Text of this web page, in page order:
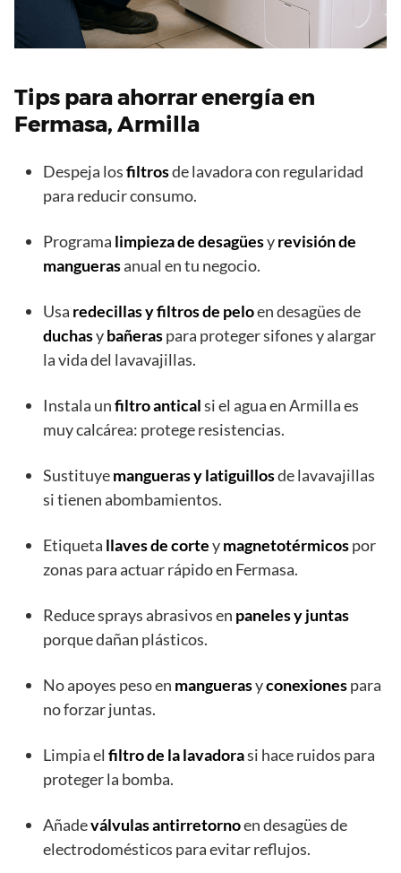
Tips para ahorrar energía en
Fermasa, Armilla
Despeja losfiltrosde lavadora con regularidad
para reducir consumo.
Programa limpieza de desagüesyrevisión de
manguerasanual en tu negocio.
Usa redecillas y filtros de peloen desagües de
duchasybañeraspara proteger sifones y alargar
la vida del lavavajillas.
Instala unfiltro anticalsi el agua en Armilla es
muy calcárea: protege resistencias.
Sustituyemangueras y latiguillosde lavavajillas
si tienen abombamientos.
Etiqueta llaves de corteymagnetotérmicospor
zonas para actuar rápido en Fermasa.
Reduce sprays abrasivos en paneles y juntas
porque dañan plásticos.
No apoyes peso en manguerasyconexionespara
no forzar juntas.
Limpia el filtro de la lavadorasi hace ruidos para
proteger la bomba.
Añadeválvulas antirretornoen desagües de
electrodomésticos para evitar reflujos.